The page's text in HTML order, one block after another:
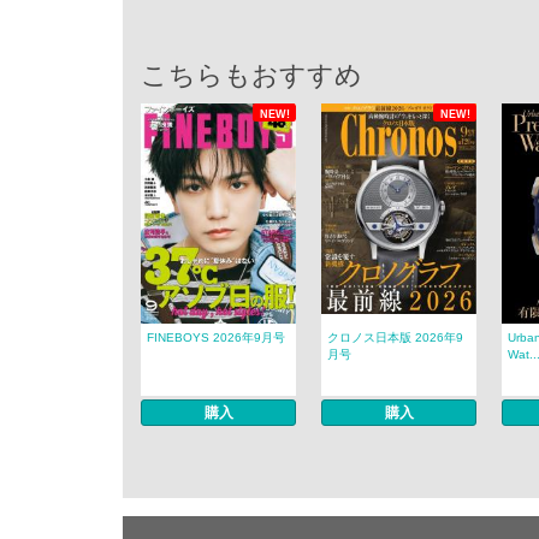
こちらもおすすめ
NEW! NEW!
FINEBOYS 2026年9月号
購入
クロノス日本版 2026年9
月号
購入
Wat...